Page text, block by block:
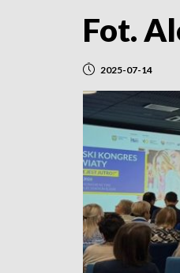
Fot.
2025-07-14